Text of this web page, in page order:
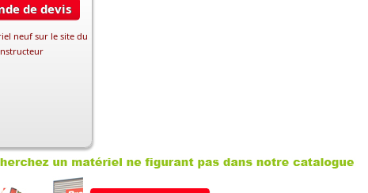
de devis
neuf sur le site du